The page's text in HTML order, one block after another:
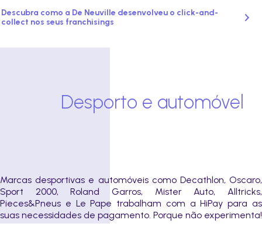
Descubra como a De Neuville desenvolveu o click-and-
collect nos seus franchisings
Desporto e automóvel
Marcas desportivas e automóveis como Decathlon, Oscaro,
Sport 2000, Roland Garros, Mister Auto, Alltricks,
Pieces&Pneus e Le Pape trabalham com a HiPay para as
suas necessidades de pagamento. Porque não experimenta!